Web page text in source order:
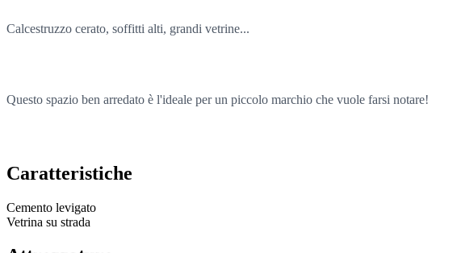
Calcestruzzo cerato, soffitti alti, grandi vetrine...
Questo spazio ben arredato è l'ideale per un piccolo marchio che vuole farsi notare!
Caratteristiche
Cemento levigato
Vetrina su strada